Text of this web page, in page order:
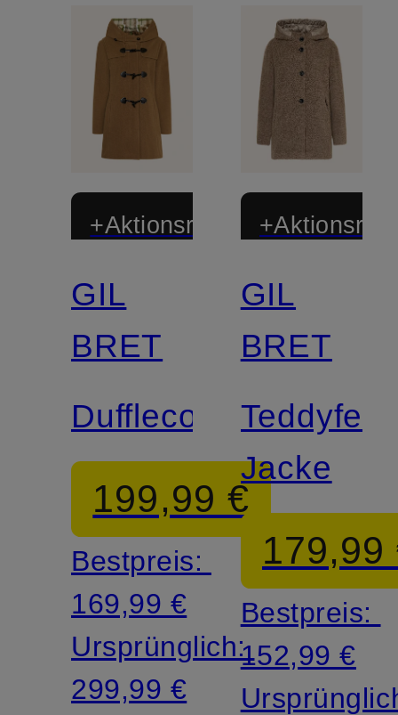
+Aktionsrabatt
GIL
BRET
Dufflecoat
199,99 €
Bestpreis:
169,99 €
Ursprünglich:
299,99 €
GIL
BRET
Teddyfell-
Jacke
179,99
Bestpreis:
152,99 €